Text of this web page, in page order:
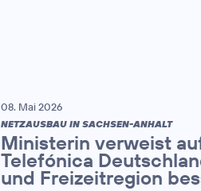
08. Mai 2026
NETZAUSBAU IN SACHSEN-ANHALT
Ministerin verweist
Telefónica
und Freizeitregion